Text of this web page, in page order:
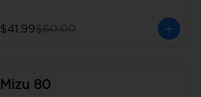
$41.99$60.00
Mizu 80